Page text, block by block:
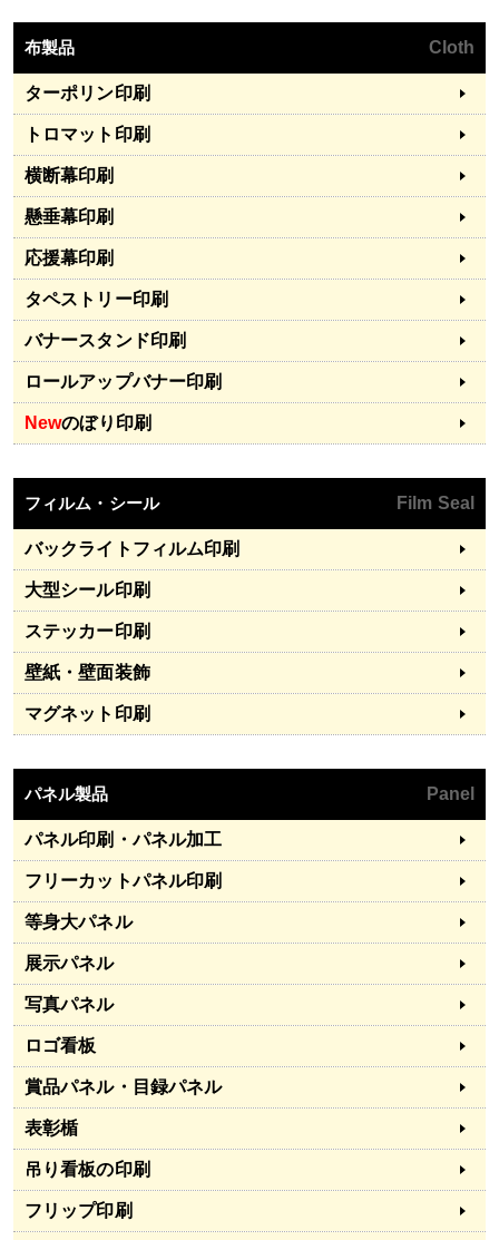
布製品 Cloth
ターポリン印刷
トロマット印刷
横断幕印刷
懸垂幕印刷
応援幕印刷
タペストリー印刷
バナースタンド印刷
ロールアップバナー印刷
Newのぼり印刷
フィルム・シール Film Seal
バックライトフィルム印刷
大型シール印刷
ステッカー印刷
壁紙・壁面装飾
マグネット印刷
パネル製品 Panel
パネル印刷・パネル加工
フリーカットパネル印刷
等身大パネル
展示パネル
写真パネル
ロゴ看板
賞品パネル・目録パネル
表彰楯
吊り看板の印刷
フリップ印刷